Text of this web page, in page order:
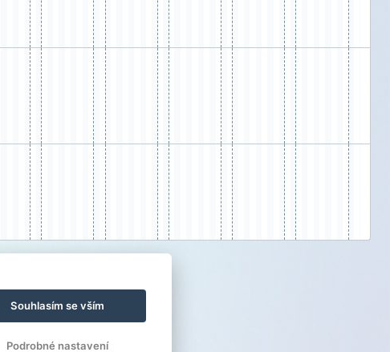
Souhlasím se vším
Podrobné nastavení